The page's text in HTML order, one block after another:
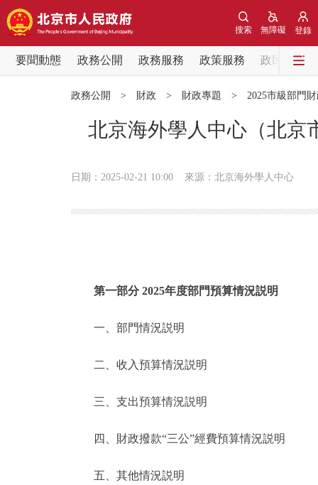
登錄
無障礙
搜索
要聞動態 政務公開 政務服務 政策服務
政民互動
便民服務
政務公開 > 財政 > 財政專題 > 2025市級部門
北京海外學人中心（北京
日期：2025-02-21 10:00 來源：北京海外學人中心
第一部分 2025年度部門預算情況説明
一、部門情況説明
二、收入預算情況説明
三、支出預算情況説明
四、財政撥款“三公”經費預算情況説明
五、其他情況説明